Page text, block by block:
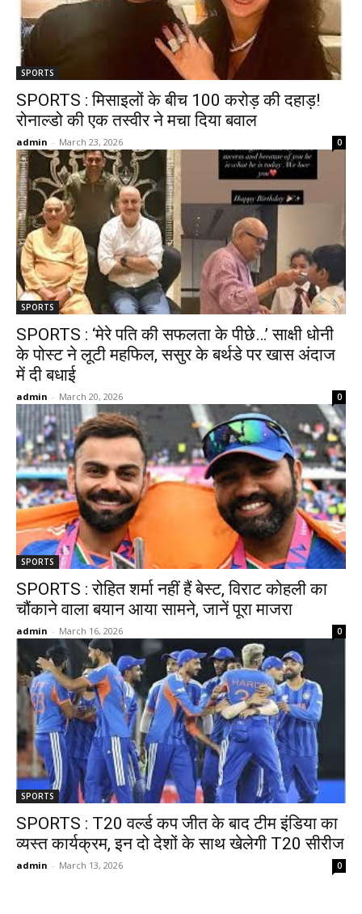
SPORTS
SPORTS : मिसाइलों के बीच 100 करोड़ की दहाड़!
रोनाल्डो की एक तस्वीर ने मचा दिया बवाल
admin - March 23, 2026 0
SPORTS
SPORTS : ‘मेरे पति की सफलता के पीछे…’ साक्षी धोनी
के पोस्ट ने लूटी महफिल, ससुर के बर्थडे पर खास अंदाज
में दी बधाई
admin - March 20, 2026 0
SPORTS
SPORTS : रोहित शर्मा नहीं हैं बेस्ट, विराट कोहली का
चौंकाने वाला बयान आया सामने, जानें पूरा माजरा
admin - March 16, 2026 0
SPORTS
SPORTS : T20 वर्ल्ड कप जीत के बाद टीम इंडिया का
व्यस्त कार्यक्रम, इन दो देशों के साथ खेलेगी T20 सीरीज
admin - March 13, 2026 0